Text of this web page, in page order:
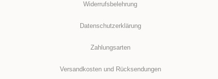
Widerrufsbelehrung
Datenschutzerklärung
Zahlungsarten
Versandkosten und Rücksendungen